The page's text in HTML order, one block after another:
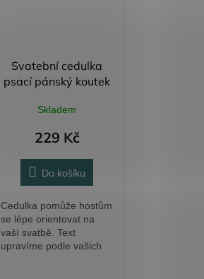
Svatební cedulka
psací pánský koutek
Skladem
229 Kč
Do košíku
Cedulka pomůže hostům
se lépe orientovat na
vaší svatbě. Text
upravíme podle vašich